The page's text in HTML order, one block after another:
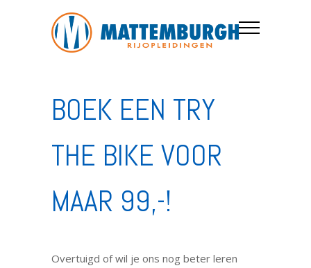
BOEK EEN TRY
THE BIKE VOOR
MAAR 99,-!
Overtuigd of wil je ons nog beter leren